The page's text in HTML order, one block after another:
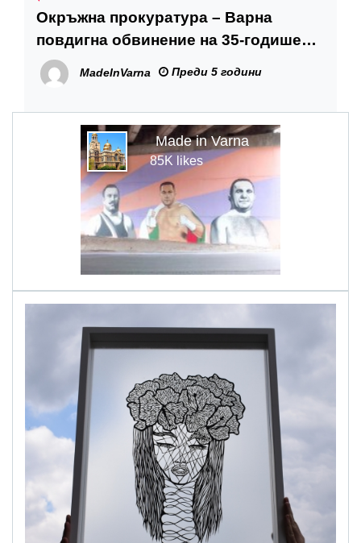
Окръжна прокуратура – Варна
повдигна обвинение на 35-годишен
мъж за убийството на негов познат в
с. Попович
MadeInVarna Преди 5 години
Made in Varna
85K likes